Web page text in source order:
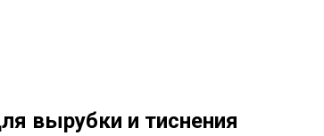
вырубки и тиснения